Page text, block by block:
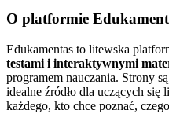
O platformie
Edukamentas to litewska
testami i interaktywnymi
programem nauczania. Strony
idealne źródło dla uczących
każdego, kto chce poznać,